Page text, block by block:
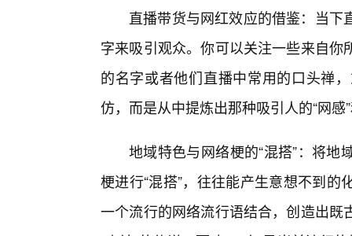
直播带货与网红效应的借鉴：当
字来吸引观众。你可以关注一些来自
的名字或者他们直播中常用的口头禅
仿，而是从中提炼出那种吸引人的“网
地域特色与网络梗的“混搭”：将
梗进行“混搭”，往往能产生意想不到
一个流行的网络流行语结合，创造出